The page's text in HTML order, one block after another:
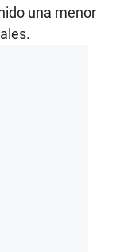
una menor